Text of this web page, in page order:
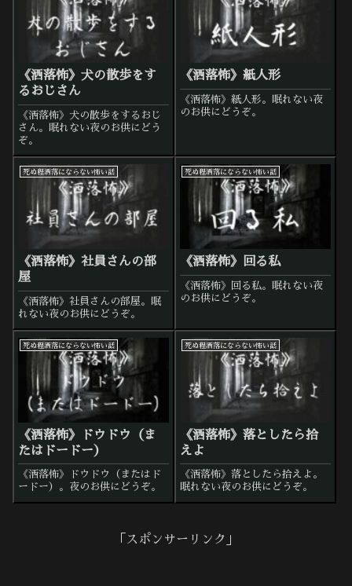
《洒落怖》犬の散歩をす
るおじさん
《洒落怖》犬の散歩をするおじ
さん。眠れない夜のお供にどう
ぞ。
《洒落怖》紙人形
《洒落怖》紙人形。眠れない夜
のお供にどうぞ。
死ぬ程洒落にならない怖い話
《洒落怖》社員さんの部
屋
《洒落怖》社員さんの部屋。眠
れない夜のお供にどうぞ。
死ぬ程洒落にならない怖い話
《洒落怖》回る私
《洒落怖》回る私。眠れない夜
のお供にどうぞ。
死ぬ程洒落にならない怖い話
《洒落怖》ドウドウ（ま
たはドードー）
《洒落怖》ドウドウ（またはド
ードー）。夜のお供にどうぞ。
死ぬ程洒落にならない怖い話
《洒落怖》落としたら拾
えよ
《洒落怖》落としたら拾えよ。
眠れない夜のお供にどうぞ。
「スポンサーリンク」